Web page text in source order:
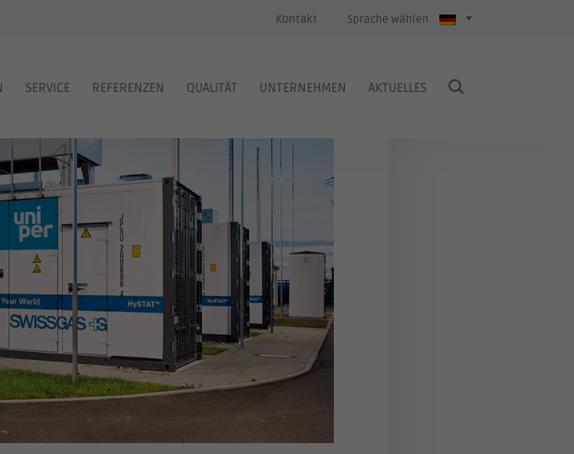
Sprache wählen
Kontakt
SERVICE REFERENZEN QUALITÄT UNTERNEHMEN AKTUELLES